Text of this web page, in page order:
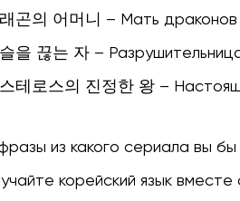
곤의 어머니 – Мать драконов
을 끊는 자 –
테로스의 진정한 왕 –
из какого сериала вы
корейский язык вместе